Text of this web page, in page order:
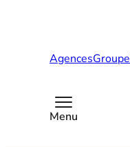
AgencesGroupe
Menu